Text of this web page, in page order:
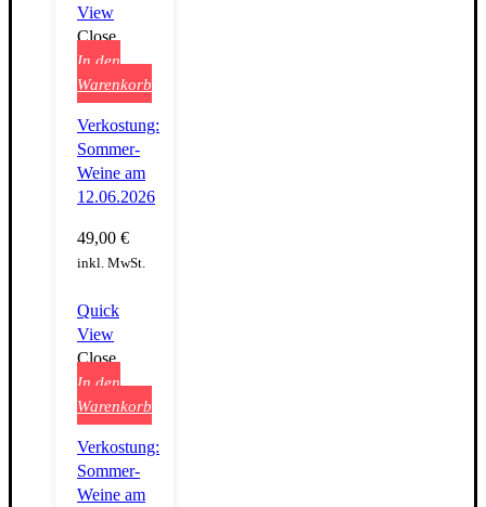
View
Close
In den
Warenkorb
Verkostung:
Sommer-
Weine am
12.06.2026
49,00 €
inkl. MwSt.
Quick
View
Close
In den
Warenkorb
Verkostung:
Sommer-
Weine am